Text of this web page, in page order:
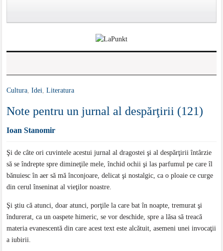
Cultura,Idei,Literatura
Note pentru un jurnal al despărţirii (121)
Ioan Stanomir
Şi de câte ori cuvintele acestui jurnal al dragostei şi al despărţirii întârzie
să se îndrepte spre dimineţile mele, închid ochii şi las parfumul pe care îl
bănuiesc în aer să mă înconjoare, delicat şi nostalgic, ca o ploaie ce curge
din cerul înseninat al vieţilor noastre.
Şi ştiu că atunci, doar atunci, porţile la care bat în noapte, tremurat şi
îndurerat, ca un oaspete himeric, se vor deschide, spre a lăsa să treacă
materia evanescentă din care acest text este alcătuit, asemeni unei invocaţii
a iubirii.